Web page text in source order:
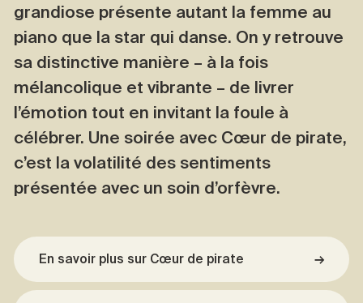
grandiose présente autant la femme au
piano que la star qui danse. On y retrouve
sa distinctive manière – à la fois
mélancolique et vibrante – de livrer
l’émotion tout en invitant la foule à
célébrer. Une soirée avec Cœur de pirate,
c’est la volatilité des sentiments
présentée avec un soin d’orfèvre.
En savoir plus sur Cœur de pirate →